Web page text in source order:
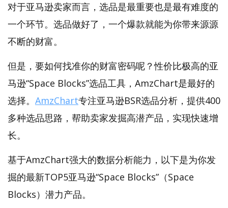
对于亚马逊卖家而言，选品是最重要也是最有难度的
一个环节。选品做好了，一个爆款就能为你带来源源
不断的财富。
但是，要如何找准你的财富密码呢？性价比极高的亚
马逊“Space Blocks”选品工具，AmzChart是最好的
选择。 AmzChart专注亚马逊BSR选品分析，提供400
多种选品思路，帮助卖家发掘高潜产品，实现快速增
长。
基于AmzChart强大的数据分析能力，以下是为你发
掘的最新TOP5亚马逊“Space Blocks”（Space
Blocks）潜力产品。